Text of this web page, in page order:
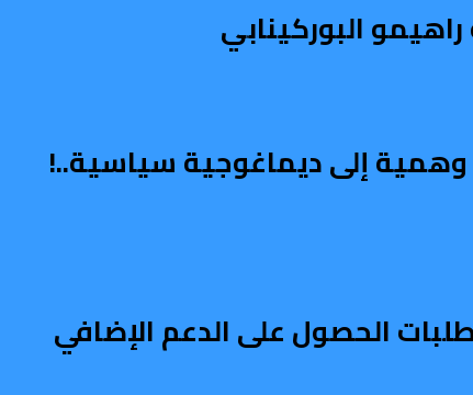
البوركينابي
وهمية إلى ديماغوجية سياسية..!
الحصول على الدعم الإضافي